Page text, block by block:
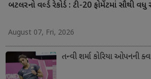
બટલરનો વર્લ્ડ રેકોર્ડ : ટી-20 ફોર્મેટમાં સૌથી વધુ
August 07, Fri, 2026
તન્વી શર્મા કોરિયા ઓપનની